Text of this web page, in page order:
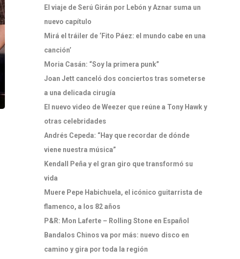
El viaje de Serú Girán por Lebón y Aznar suma un
nuevo capítulo
Mirá el tráiler de ‘Fito Páez: el mundo cabe en una
canción’
Moria Casán: “Soy la primera punk”
Joan Jett canceló dos conciertos tras someterse
a una delicada cirugía
El nuevo video de Weezer que reúne a Tony Hawk y
otras celebridades
Andrés Cepeda: “Hay que recordar de dónde
viene nuestra música”
Kendall Peña y el gran giro que transformó su
vida
Muere Pepe Habichuela, el icónico guitarrista de
flamenco, a los 82 años
P&R: Mon Laferte – Rolling Stone en Español
Bandalos Chinos va por más: nuevo disco en
camino y gira por toda la región